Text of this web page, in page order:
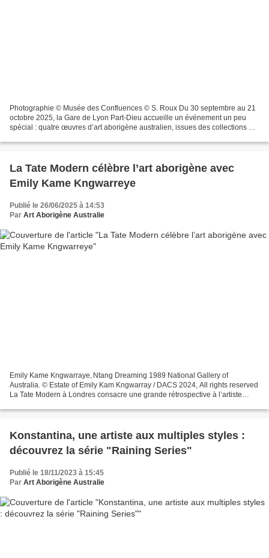
Photographie © Musée des Confluences © S. Roux Du 30 septembre au 21
octobre 2025, la Gare de Lyon Part-Dieu accueille un événement un peu
spécial : quatre œuvres d’art aborigène australien, issues des collections du
La Tate Modern célèbre l’art aborigène avec
Emily Kame Kngwarreye
Publié le 26/06/2025 à 14:53
Par Art Aborigène Australie
Emily Kame Kngwarraye, Ntang Dreaming 1989 National Gallery of
Australia. © Estate of Emily Kam Kngwarray / DACS 2024, All rights reserved
La Tate Modern à Londres consacre une grande rétrospective à l’artiste
Konstantina, une artiste aux multiples styles :
découvrez la série "Raining Series"
Publié le 18/11/2023 à 15:45
Par Art Aborigène Australie